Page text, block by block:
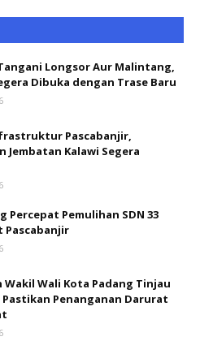
Longsor Aur Malintang,
Dibuka dengan Trase Baru
Pascabanjir,
Jembatan Kalawi Segera
Percepat Pemulihan SDN 33
Pascabanjir
Wakil Wali Kota Padang Tinjau
Pastikan Penanganan Darurat